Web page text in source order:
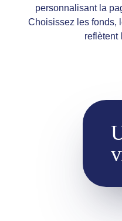
personnalisant la
Choisissez les fonds,
reflètent